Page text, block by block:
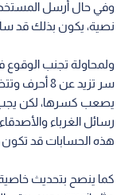
وفي حال أرسل
نصية، يكون بذلك قد
ولمحاولة تجنب الوقوع
سر تزيد عن
يصعب كسرها، لكن يجب
رسائل الغرباء
هذه الحسابات قد تكون